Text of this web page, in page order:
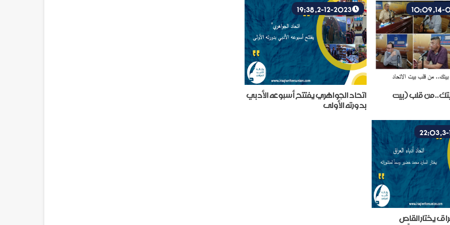
من قلب (بيت
2-12-2023, 19:38
اتحاد الجواهري يفتتح أسبوعه الأدبي
بدورته الأولى
يختار القاص